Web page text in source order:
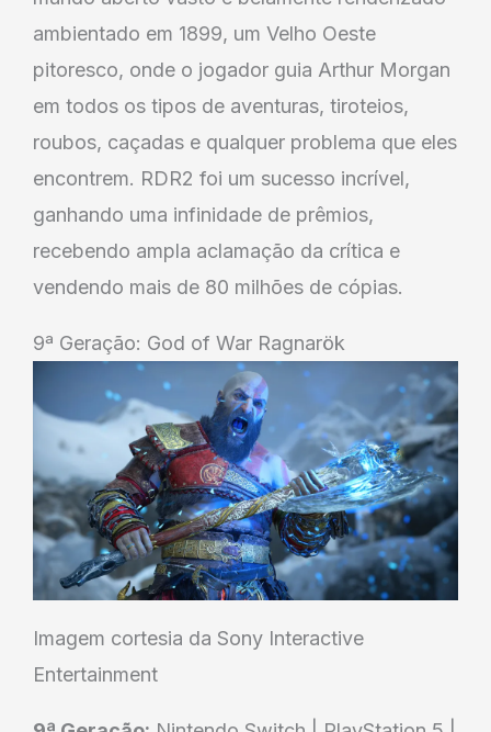
ambientado em 1899, um Velho Oeste
pitoresco, onde o jogador guia Arthur Morgan
em todos os tipos de aventuras, tiroteios,
roubos, caçadas e qualquer problema que eles
encontrem. RDR2 foi um sucesso incrível,
ganhando uma infinidade de prêmios,
recebendo ampla aclamação da crítica e
vendendo mais de 80 milhões de cópias.
9ª Geração: God of War Ragnarök
Imagem cortesia da Sony Interactive
Entertainment